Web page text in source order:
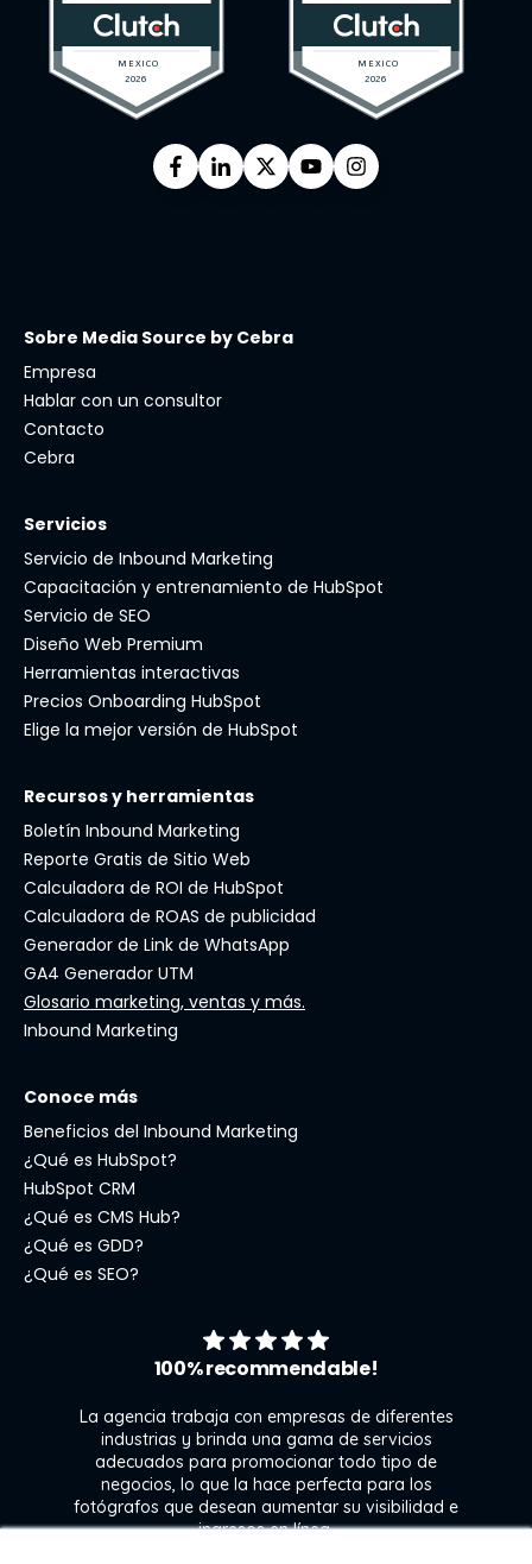
Sobre Media Source by Cebra
Empresa
Hablar con un consultor
Contacto
Cebra
Servicios
Servicio de Inbound Marketing
Capacitación y entrenamiento de HubSpot
Servicio de SEO
Diseño Web Premium
Herramientas interactivas
Precios Onboarding HubSpot
Elige la mejor versión de HubSpot
Recursos y herramientas
Boletín Inbound Marketing
Reporte Gratis de Sitio Web
Calculadora de ROI de HubSpot
Calculadora de ROAS de publicidad
Generador de Link de WhatsApp
GA4 Generador UTM
Glosario marketing, ventas y más.
Inbound Marketing
Conoce más
Beneficios del Inbound Marketing
¿Qué es HubSpot?
HubSpot CRM
¿Qué es CMS Hub?
¿Qué es GDD?
¿Qué es SEO?
100% recommendable!
La agencia trabaja con empresas de diferentes
industrias y brinda una gama de servicios
adecuados para promocionar todo tipo de
negocios, lo que la hace perfecta para los
fotógrafos que desean aumentar su visibilidad e
ingresos en línea.